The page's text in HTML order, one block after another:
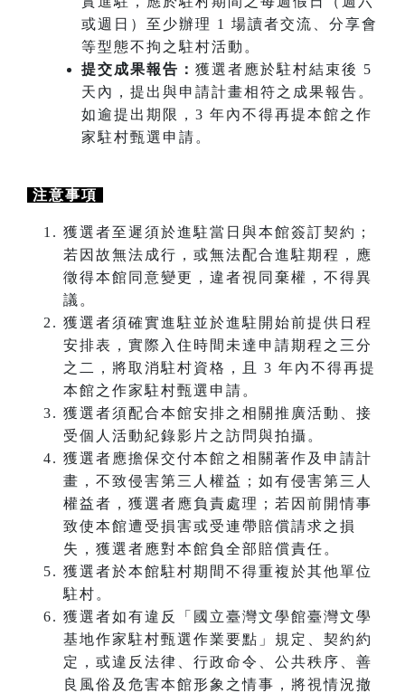
或週日）至少辦理 1 場讀者交流、分享會
等型態不拘之駐村活動。
提交成果報告： 獲選者應於駐村結束後 5
天內，提出與申請計畫相符之成果報告。
如逾提出期限，3 年內不得再提本館之作
家駐村甄選申請。
注意事項
獲選者至遲須於進駐當日與本館簽訂契約；
若因故無法成行，或無法配合進駐期程，應
徵得本館同意變更，違者視同棄權，不得異
議。
獲選者須確實進駐並於進駐開始前提供日程
安排表，實際入住時間未達申請期程之三分
之二，將取消駐村資格，且 3 年內不得再提
本館之作家駐村甄選申請。
獲選者須配合本館安排之相關推廣活動、接
受個人活動紀錄影片之訪問與拍攝。
獲選者應擔保交付本館之相關著作及申請計
畫，不致侵害第三人權益；如有侵害第三人
權益者，獲選者應負責處理；若因前開情事
致使本館遭受損害或受連帶賠償請求之損
失，獲選者應對本館負全部賠償責任。
獲選者於本館駐村期間不得重複於其他單位
駐村。
獲選者如有違反「國立臺灣文學館臺灣文學
基地作家駐村甄選作業要點」規定、契約約
定，或違反法律、行政命令、公共秩序、善
良風俗及危害本館形象之情事，將視情況撤